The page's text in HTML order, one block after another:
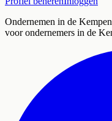
Ondernemen in de Kempen
voor ondernemers in de